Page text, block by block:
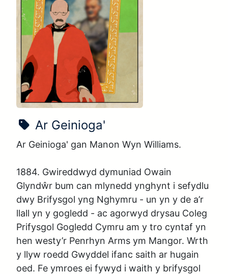
Enw'r sioe:
Ar Geinioga'
Ar Geinioga' gan Manon Wyn Williams.
1884. Gwireddwyd dymuniad Owain
Glyndŵr bum can mlynedd ynghynt i sefydlu
dwy Brifysgol yng Nghymru - un yn y de a’r
llall yn y gogledd - ac agorwyd drysau Coleg
Prifysgol Gogledd Cymru am y tro cyntaf yn
hen westy’r Penrhyn Arms ym Mangor. Wrth
y llyw roedd Gwyddel ifanc saith ar hugain
oed. Fe ymroes ei fywyd i waith y brifysgol